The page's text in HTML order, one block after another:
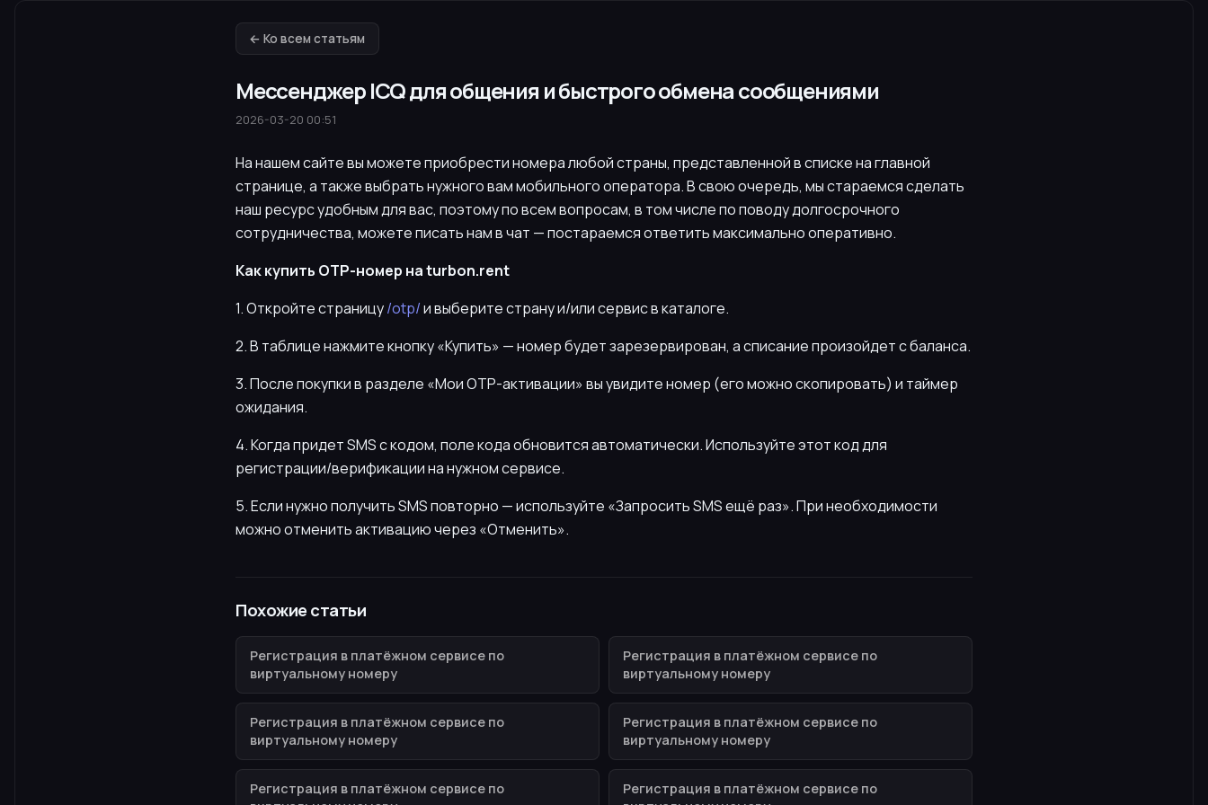
← Ко всем статьям
Мессенджер ICQ для общения и быстрого обмена сообщениями
2026-03-20 00:51
На нашем сайте вы можете приобрести номера любой страны, представленной в списке на главной
странице, а также выбрать нужного вам мобильного оператора. В свою очередь, мы стараемся сделать
наш ресурс удобным для вас, поэтому по всем вопросам, в том числе по поводу долгосрочного
сотрудничества, можете писать нам в чат — постараемся ответить максимально оперативно.
Как купить OTP-номер на turbon.rent
1. Откройте страницу/otp/и выберите страну и/или сервис в каталоге.
2. В таблице нажмите кнопку «Купить» — номер будет зарезервирован, а списание произойдет с баланса.
3. После покупки в разделе «Мои OTP-активации» вы увидите номер (его можно скопировать) и таймер
ожидания.
4. Когда придет SMS с кодом, поле кода обновится автоматически. Используйте этот код для
регистрации/верификации на нужном сервисе.
5. Если нужно получить SMS повторно — используйте «Запросить SMS ещё раз». При необходимости
можно отменить активацию через «Отменить».
Похожие статьи
Регистрация в платёжном сервисе по
виртуальному номеру
Регистрация в платёжном сервисе по
виртуальному номеру
Регистрация в платёжном сервисе по
виртуальному номеру
Регистрация в платёжном сервисе по
виртуальному номеру
Регистрация в платёжном сервисе по
Регистрация в платёжном сервисе по